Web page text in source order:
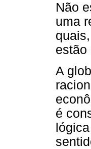
Não
uma
estão
A
é